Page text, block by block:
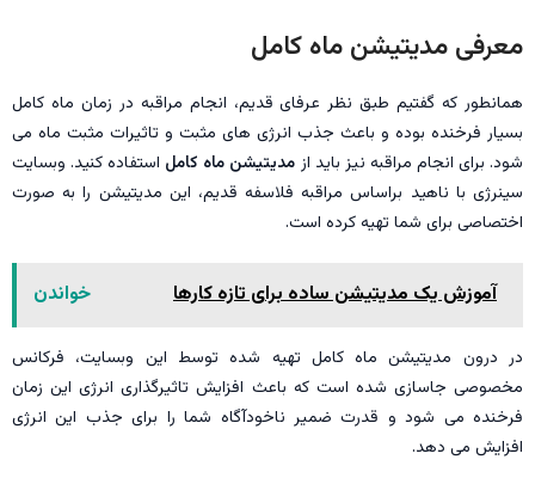
معرفی مدیتیشن ماه کامل
همانطور که گفتیم طبق نظر عرفای قدیم، انجام مراقبه در زمان ماه کامل
بسیار فرخنده بوده و باعث جذب انرژی های مثبت و تاثیرات مثبت ماه می
شود. برای انجام مراقبه نیز باید از مدیتیشن ماه کامل استفاده کنید. وبسایت
سینرژی با ناهید براساس مراقبه فلاسفه قدیم، این مدیتیشن را به صورت
اختصاصی برای شما تهیه کرده است.
خواندن آموزش یک مدیتیشن ساده برای تازه کارها
در درون مدیتیشن ماه کامل تهیه شده توسط این وبسایت، فرکانس
مخصوصی جاسازی شده است که باعث افزایش تاثیرگذاری انرژی این زمان
فرخنده می شود و قدرت ضمیر ناخودآگاه شما را برای جذب این انرژی
افزایش می دهد.